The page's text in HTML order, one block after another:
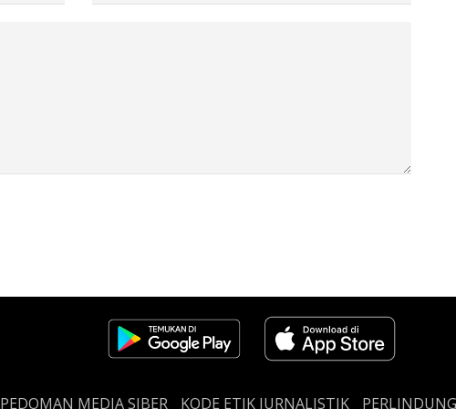
PEDOMAN MEDIA SIBER KODE ETIK JURNALISTIK